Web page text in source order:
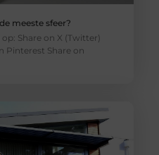
meeste sfeer?
Share on X (Twitter)
Pinterest Share on